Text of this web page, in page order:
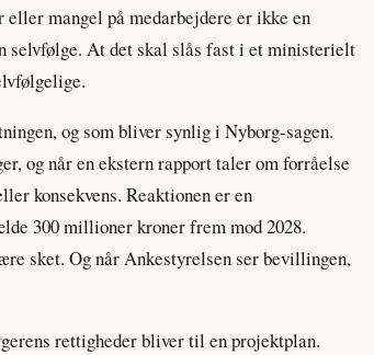
mangel på medarbejdere er ikke en
selvfølge. At det skal slås fast i et ministerielt
og som bliver synlig i Nyborg-sagen.
og når en ekstern rapport taler om forråelse
konsekvens. Reaktionen er en
300 millioner kroner frem mod 2028.
sket. Og når Ankestyrelsen ser bevillingen,
rettigheder bliver til en projektplan.